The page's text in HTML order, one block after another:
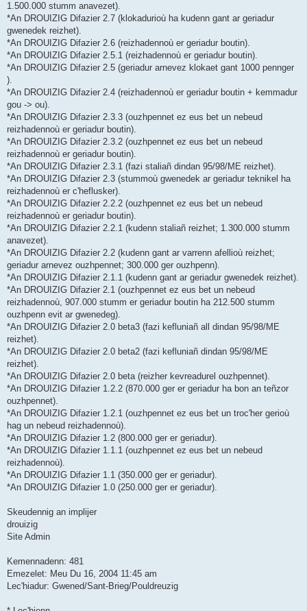
1.500.000 stumm anavezet).
*An DROUIZIG Difazier 2.7 (klokadurioù ha kudenn gant ar geriadur
gwenedek reizhet).
*An DROUIZIG Difazier 2.6 (reizhadennoù er geriadur boutin).
*An DROUIZIG Difazier 2.5.1 (reizhadennoù er geriadur boutin).
*An DROUIZIG Difazier 2.5 (geriadur arnevez klokaet gant 1000 pennger
).
*An DROUIZIG Difazier 2.4 (reizhadennoù er geriadur boutin + kemmadur
gou -> ou).
*An DROUIZIG Difazier 2.3.3 (ouzhpennet ez eus bet un nebeud
reizhadennoù er geriadur boutin).
*An DROUIZIG Difazier 2.3.2 (ouzhpennet ez eus bet un nebeud
reizhadennoù er geriadur boutin).
*An DROUIZIG Difazier 2.3.1 (fazi staliañ dindan 95/98/ME reizhet).
*An DROUIZIG Difazier 2.3 (stummoù gwenedek ar geriadur teknikel ha
reizhadennoù er c'heflusker).
*An DROUIZIG Difazier 2.2.2 (ouzhpennet ez eus bet un nebeud
reizhadennoù er geriadur boutin).
*An DROUIZIG Difazier 2.2.1 (kudenn staliañ reizhet; 1.300.000 stumm
anavezet).
*An DROUIZIG Difazier 2.2 (kudenn gant ar varrenn afellioù reizhet;
geriadur arnevez ouzhpennet; 300.000 ger ouzhpenn).
*An DROUIZIG Difazier 2.1.1 (kudenn gant ar geriadur gwenedek reizhet).
*An DROUIZIG Difazier 2.1 (ouzhpennet ez eus bet un nebeud
reizhadennoù, 907.000 stumm er geriadur boutin ha 212.500 stumm
ouzhpenn evit ar gwenedeg).
*An DROUIZIG Difazier 2.0 beta3 (fazi kefluniañ all dindan 95/98/ME
reizhet).
*An DROUIZIG Difazier 2.0 beta2 (fazi kefluniañ dindan 95/98/ME
reizhet).
*An DROUIZIG Difazier 2.0 beta (reizher kevreadurel ouzhpennet).
*An DROUIZIG Difazier 1.2.2 (870.000 ger er geriadur ha bon an teñzor
ouzhpennet).
*An DROUIZIG Difazier 1.2.1 (ouzhpennet ez eus bet un troc'her gerioù
hag un nebeud reizhadennoù).
*An DROUIZIG Difazier 1.2 (800.000 ger er geriadur).
*An DROUIZIG Difazier 1.1.1 (ouzhpennet ez eus bet un nebeud
reizhadennoù).
*An DROUIZIG Difazier 1.1 (350.000 ger er geriadur).
*An DROUIZIG Difazier 1.0 (250.000 ger er geriadur).
Skeudennig an implijer
drouizig
Site Admin
Kemennadenn: 481
Emezelet: Meu Du 16, 2004 11:45 am
Lec'hiadur: Gwened/Sant-Brieg/Pouldreuzig